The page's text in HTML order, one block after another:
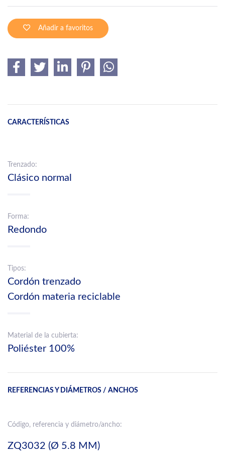
Añadir a favoritos
CARACTERÍSTICAS
Trenzado:
Clásico normal
Forma:
Redondo
Tipos:
Cordón trenzado
Cordón materia reciclable
Material de la cubierta:
Poliéster 100%
REFERENCIAS Y DIÁMETROS / ANCHOS
Código, referencia y diámetro/ancho:
ZQ3032 (Ø 5.8 MM)